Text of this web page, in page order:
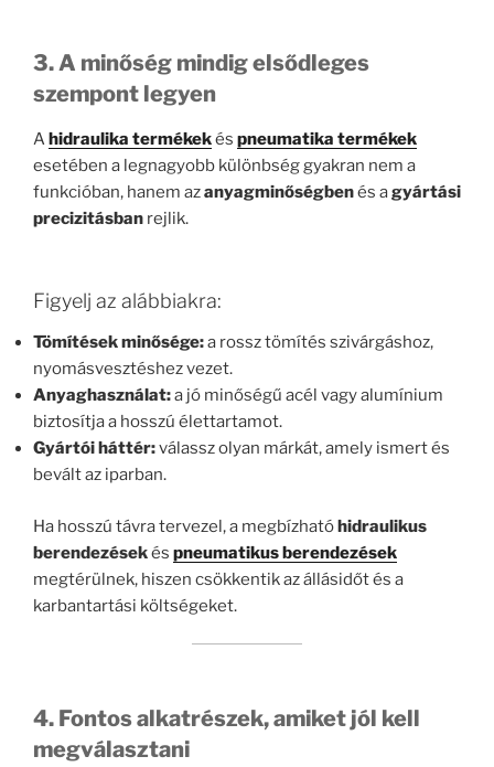
3. A minőség mindig elsődleges
szempont legyen
Ahidraulika termékekés pneumatika termékek
esetében a legnagyobb különbség gyakran nem a
funkcióban, hanem azanyagminőségbenés agyártási
precizitásban rejlik.
Figyelj az alábbiakra:
Tömítések minősége:a rossz tömítés szivárgáshoz,
nyomásvesztéshez vezet.
Anyaghasználat:a jó minőségű acél vagy alumínium
biztosítja a hosszú élettartamot.
Gyártói háttér:válassz olyan márkát, amely ismert és
bevált az iparban.
Ha hosszú távra tervezel, a megbízhatóhidraulikus
berendezésekés pneumatikus berendezések
megtérülnek, hiszen csökkentik az állásidőt és a
karbantartási költségeket.
4. Fontos alkatrészek, amiket jól kell
megválasztani